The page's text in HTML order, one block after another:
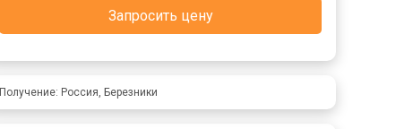
Запросить цену
Получение: Россия, Березники